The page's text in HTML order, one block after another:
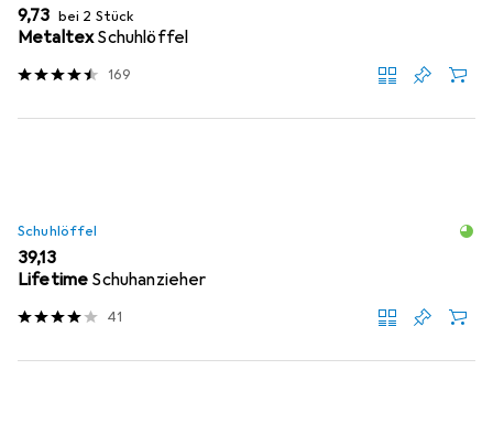
EUR
9,73 bei 2 Stück
MetaltexSchuhlöffel
169
Schuhlöffel
EUR
39,13
Lifetime Schuhanzieher
41